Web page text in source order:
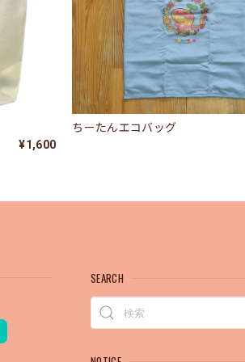
¥1,600
ちーたんエコバッグ
SEARCH